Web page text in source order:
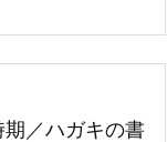
／ハガキの書